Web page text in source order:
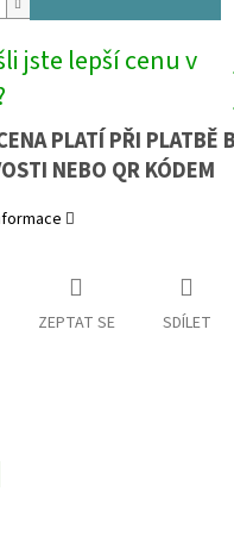
jste lepší cenu v
PLATÍ PŘI PLATBĚ
NEBO QR KÓDEM
ZEPTAT SE SDÍLET